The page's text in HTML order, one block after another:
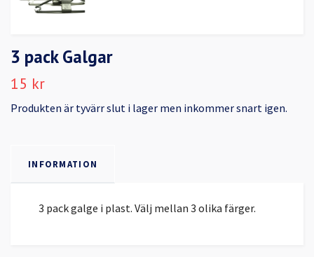
3 pack Galgar
15 kr
Produkten är tyvärr slut i lager men inkommer snart igen.
INFORMATION
3 pack galge i plast. Välj mellan 3 olika färger.